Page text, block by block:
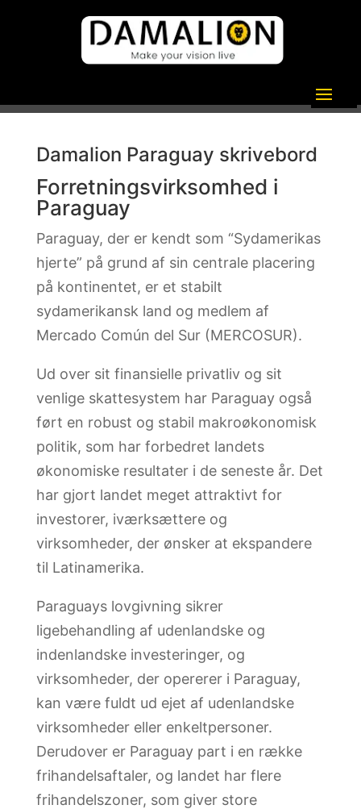
Damalion Paraguay skrivebord
Forretningsvirksomhed i
Paraguay
Paraguay, der er kendt som “Sydamerikas
hjerte” på grund af sin centrale placering
på kontinentet, er et stabilt
sydamerikansk land og medlem af
Mercado Común del Sur (MERCOSUR).
Ud over sit finansielle privatliv og sit
venlige skattesystem har Paraguay også
ført en robust og stabil makroøkonomisk
politik, som har forbedret landets
økonomiske resultater i de seneste år. Det
har gjort landet meget attraktivt for
investorer, iværksættere og
virksomheder, der ønsker at ekspandere
til Latinamerika.
Paraguays lovgivning sikrer
ligebehandling af udenlandske og
indenlandske investeringer, og
virksomheder, der opererer i Paraguay,
kan være fuldt ud ejet af udenlandske
virksomheder eller enkeltpersoner.
Derudover er Paraguay part i en række
frihandelsaftaler, og landet har flere
frihandelszoner, som giver store